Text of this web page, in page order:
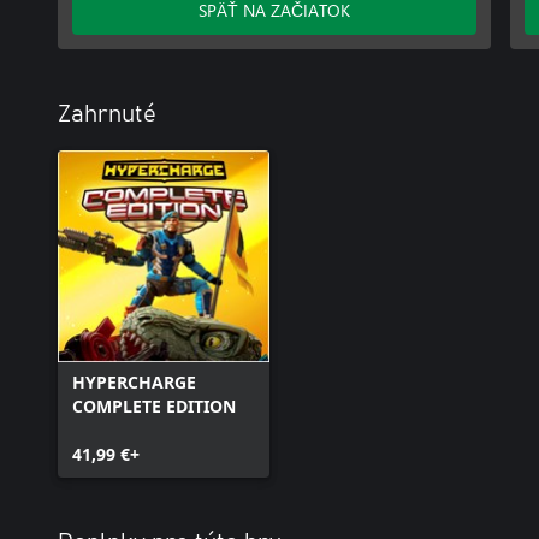
SPÄŤ NA ZAČIATOK
Zahrnuté
HYPERCHARGE
COMPLETE EDITION
41,99 €+